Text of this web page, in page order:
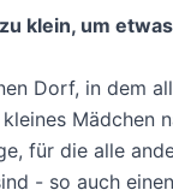
klein, um
Dorf, in dem
Mädchen
für die alle
- so auch